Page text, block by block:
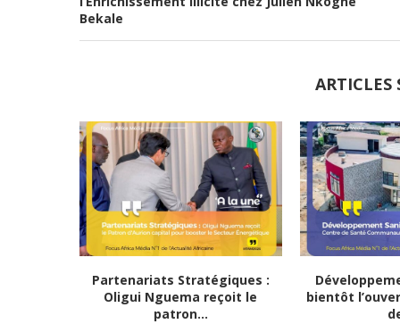
Bekale
ARTICLES
Partenariats Stratégiques :
Oligui Nguema reçoit le
patron...
bientôt